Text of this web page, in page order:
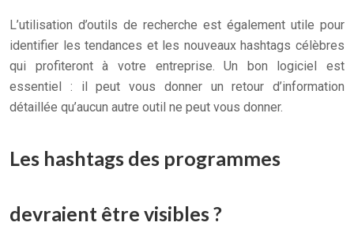
L’utilisation d’outils de recherche est également utile pour
identifier les tendances et les nouveaux hashtags célèbres
qui profiteront à votre entreprise. Un bon logiciel est
essentiel : il peut vous donner un retour d’information
détaillée qu’aucun autre outil ne peut vous donner.
Les hashtags des programmes
devraient être visibles ?